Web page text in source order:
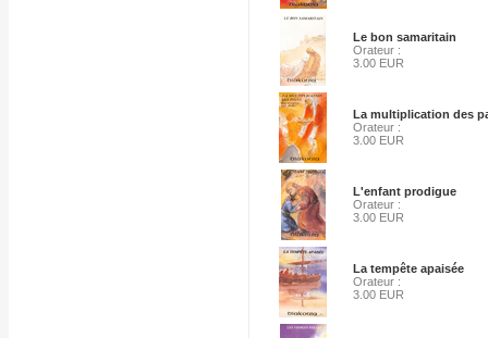
Le bon samaritain
Orateur :
3.00 EUR
La multiplication des
Orateur :
3.00 EUR
L'enfant prodigue
Orateur :
3.00 EUR
La tempête apaisée
Orateur :
3.00 EUR